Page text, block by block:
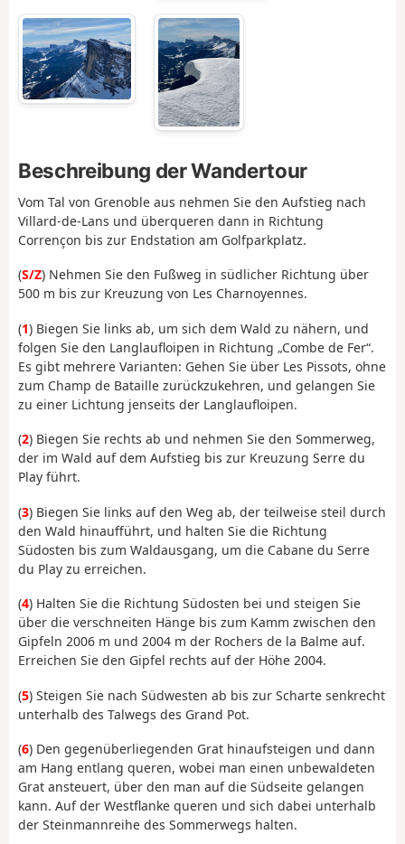
Beschreibung der Wandertour
Vom Tal von Grenoble aus nehmen Sie den Aufstieg nach
Villard-de-Lans und überqueren dann in Richtung
Corrençon bis zur Endstation am Golfparkplatz.
(S/Z) Nehmen Sie den Fußweg in südlicher Richtung über
500 m bis zur Kreuzung von Les Charnoyennes.
(1) Biegen Sie links ab, um sich dem Wald zu nähern, und
folgen Sie den Langlaufloipen in Richtung „Combe de Fer“.
Es gibt mehrere Varianten: Gehen Sie über Les Pissots, ohne
zum Champ de Bataille zurückzukehren, und gelangen Sie
zu einer Lichtung jenseits der Langlaufloipen.
(2) Biegen Sie rechts ab und nehmen Sie den Sommerweg,
der im Wald auf dem Aufstieg bis zur Kreuzung Serre du
Play führt.
(3) Biegen Sie links auf den Weg ab, der teilweise steil durch
den Wald hinaufführt, und halten Sie die Richtung
Südosten bis zum Waldausgang, um die Cabane du Serre
du Play zu erreichen.
(4) Halten Sie die Richtung Südosten bei und steigen Sie
über die verschneiten Hänge bis zum Kamm zwischen den
Gipfeln 2006 m und 2004 m der Rochers de la Balme auf.
Erreichen Sie den Gipfel rechts auf der Höhe 2004.
(5) Steigen Sie nach Südwesten ab bis zur Scharte senkrecht
unterhalb des Talwegs des Grand Pot.
(6) Den gegenüberliegenden Grat hinaufsteigen und dann
am Hang entlang queren, wobei man einen unbewaldeten
Grat ansteuert, über den man auf die Südseite gelangen
kann. Auf der Westflanke queren und sich dabei unterhalb
der Steinmannreihe des Sommerwegs halten.